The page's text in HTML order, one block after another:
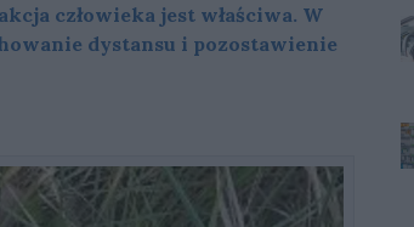
człowieka jest właściwa. W
dystansu i pozostawienie